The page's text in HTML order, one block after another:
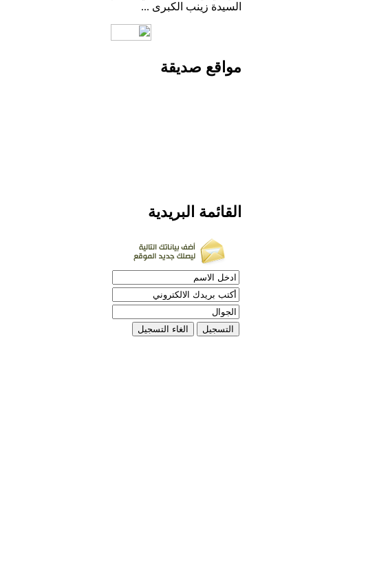
السيدة زينب الكبرى ...
مواقع صديقة
القائمة البريدية